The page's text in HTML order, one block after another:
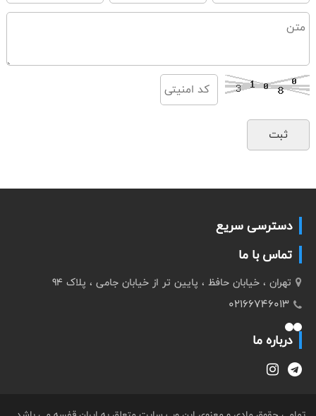
دسترسی سریع
تماس با ما
تهران ، خیابان حافظ ، پایین تر از خیابان جامی ، پلاک 94
02166746013
درباره ما